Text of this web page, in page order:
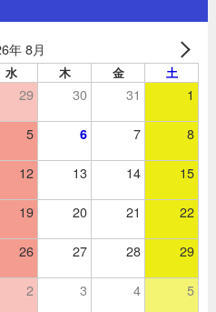
年 8月
水 木 金 土
29 30 31 1
5 6 7 8
12 13 14 15
19 20 21 22
26 27 28 29
2 3 4 5